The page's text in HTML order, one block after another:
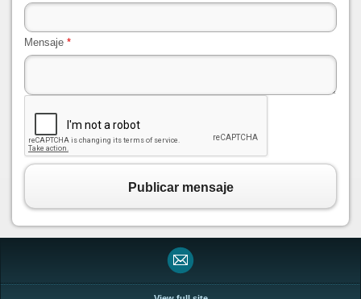
Mensaje *
Publicar mensaje